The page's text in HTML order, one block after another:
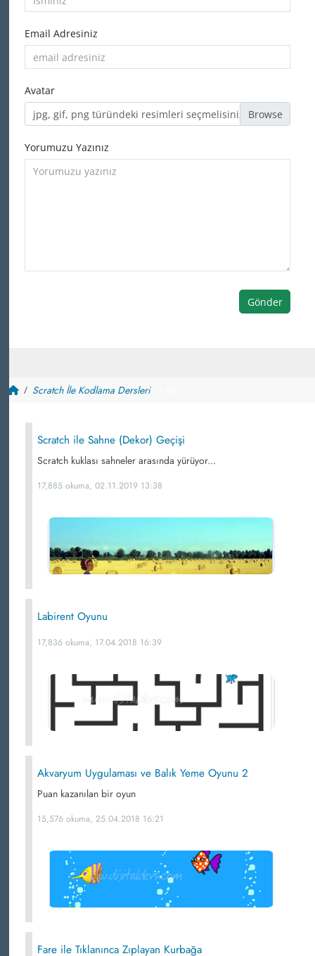
Email Adresiniz
Avatar
jpg, gif, png türündeki resimleri seçmelisiniz
Yorumuzu Yazınız
Gönder
Scratch İle Kodlama Dersleri
Scratch ile Sahne (Dekor) Geçişi
Scratch kuklası sahneler arasında yürüyor...
17,885 okuma, 02.11.2019 13:38
Labirent Oyunu
17,836 okuma, 17.04.2018 16:39
Akvaryum Uygulaması ve Balık Yeme Oyunu 2
Puan kazanılan bir oyun
15,576 okuma, 25.04.2018 16:21
Fare ile Tıklanınca Zıplayan Kurbağa